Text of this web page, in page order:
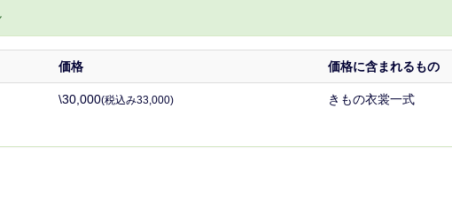
価格 価格に含まれるもの
\30,000(税込み33,000) きもの衣裳一式